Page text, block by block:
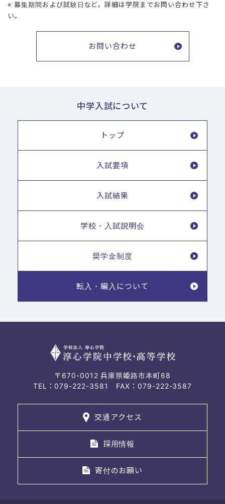
※ 募集期間および試験日など，詳細は学院までお問い合わせ下さ
い。
お問い合わせ
中学入試について
トップ
入試要項
入試結果
学校・入試説明会
奨学金制度
転入・編入について
〒670-0012 兵庫県姫路市本町68
TEL：079-222-3581 FAX：079-222-3587
交通アクセス
採用情報
寄付のお願い